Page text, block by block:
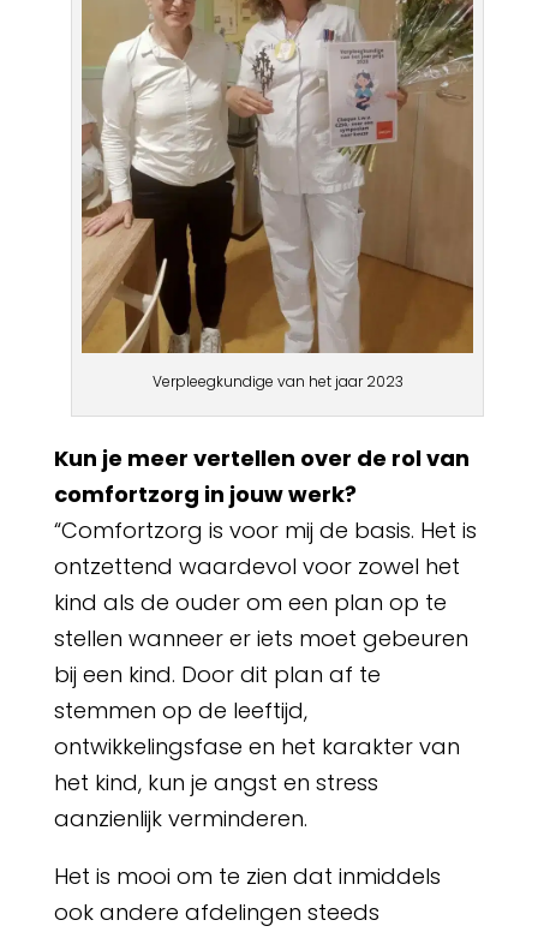
Verpleegkundige van het jaar 2023
Kun je meer vertellen over de rol van
comfortzorg in jouw werk?
“Comfortzorg is voor mij de basis. Het is
ontzettend waardevol voor zowel het
kind als de ouder om een plan op te
stellen wanneer er iets moet gebeuren
bij een kind. Door dit plan af te
stemmen op de leeftijd,
ontwikkelingsfase en het karakter van
het kind, kun je angst en stress
aanzienlijk verminderen.
Het is mooi om te zien dat inmiddels
ook andere afdelingen steeds